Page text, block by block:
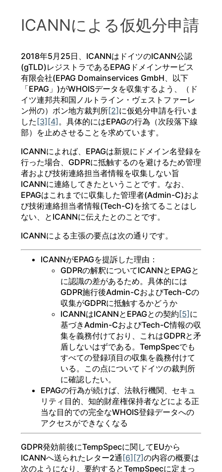
ICANNによる仮処分申請
2018年5月25日、ICANNはドイツのICANN公認
(gTLD)レジストラであるEPAGドメインサービス
有限会社(EPAG Domainservices GmbH、以下
「EPAG」)がWHOISデータを収集するよう、（ド
イツ連邦共和国ノルトライン・ヴェストファーレ
ン州の）ボン地方裁判所[2]に仮処分申請を行いま
した[3][4]。具体的にはEPAGの行為（次段落下線
部）を止めさせることを求めています。
ICANNによれば、EPAGは新規にドメイン名登録を
行った場合、GDPRに抵触するのを避けるため管理
者および技術連絡担当者情報を収集しない旨
ICANNに連絡してきたということです。なお、
EPAGはこれまでに収集した管理者(Admin-C)およ
び技術連絡担当者情報(Tech-C)を捨てることはし
ない、とICANNに伝えたとのことです。
ICANNによる主張の要点は次の通りです。
ICANNがEPAGを提訴した理由：
GDPRの解釈についてICANNとEPAGと
に認識の差があるため。具体的には
GDPR施行後Admin-CおよびTech-Cの
収集がGDPRに抵触するかどうか
ICANNはICANNとEPAGとの契約[5]に
基づきAdmin-CおよびTech-C情報の収
集を義務付けており、これはGDPRと矛
盾しないはずである。TempSpecでも
すべての登録項目の収集を義務付けて
いる。この点についてドイツの裁判所
に確認したい。
EPAGの行為が続けば、法執行機関、セキュ
リティ目的、知的財産権保持者などによる正
当な目的での完全なWHOIS登録データへの
アクセスができなくなる
GDPR発効前後にTempSpecに関してEUから
ICANNへ送られたレター2通[6][7]の内容の概要は
次のようになり、要約するとTempSpecに定まっ